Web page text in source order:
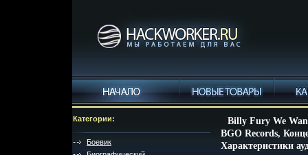
Категории:
Боевик
Billy Fury We
BGO Records,
Характеристики